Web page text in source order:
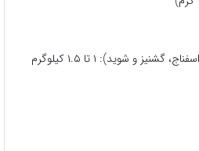
سبزی آش (تره، جعفری، اسفناج، گشنیز و شوید): ۱ تا ۱.۵ کیلوگرم